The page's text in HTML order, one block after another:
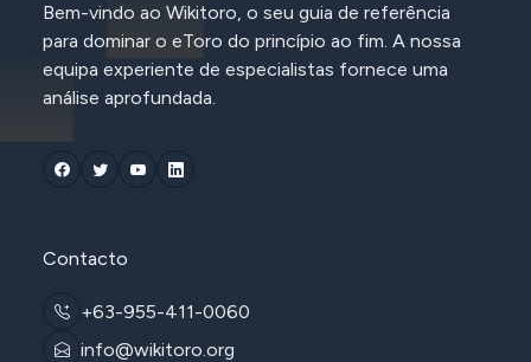
Bem-vindo ao Wikitoro, o seu guia de referência
para dominar o eToro do princípio ao fim. A nossa
equipa experiente de especialistas fornece uma
análise aprofundada.
Contacto
+63-955-411-0060
info@wikitoro.org